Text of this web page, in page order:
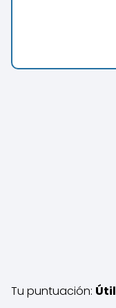
Tu puntuación: Útil